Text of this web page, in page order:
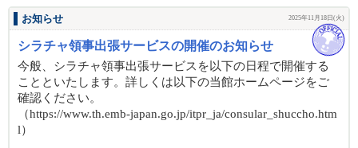
お知らせ 2025年11月18日(火)
シラチャ領事出張サービスの開催のお知らせ
今般、シラチャ領事出張サービスを以下の日程で開催する
ことといたします。詳しくは以下の当館ホームページをご
確認ください。
（https://www.th.emb-japan.go.jp/itpr_ja/consular_shuccho.htm
l）